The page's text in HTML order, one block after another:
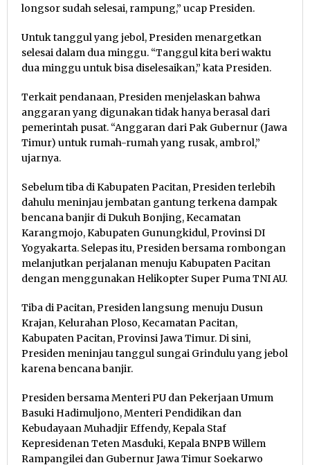
longsor sudah selesai, rampung,” ucap Presiden.
Untuk tanggul yang jebol, Presiden menargetkan
selesai dalam dua minggu. “Tanggul kita beri waktu
dua minggu untuk bisa diselesaikan,” kata Presiden.
Terkait pendanaan, Presiden menjelaskan bahwa
anggaran yang digunakan tidak hanya berasal dari
pemerintah pusat. “Anggaran dari Pak Gubernur (Jawa
Timur) untuk rumah-rumah yang rusak, ambrol,”
ujarnya.
Sebelum tiba di Kabupaten Pacitan, Presiden terlebih
dahulu meninjau jembatan gantung terkena dampak
bencana banjir di Dukuh Bonjing, Kecamatan
Karangmojo, Kabupaten Gunungkidul, Provinsi DI
Yogyakarta. Selepas itu, Presiden bersama rombongan
melanjutkan perjalanan menuju Kabupaten Pacitan
dengan menggunakan Helikopter Super Puma TNI AU.
Tiba di Pacitan, Presiden langsung menuju Dusun
Krajan, Kelurahan Ploso, Kecamatan Pacitan,
Kabupaten Pacitan, Provinsi Jawa Timur. Di sini,
Presiden meninjau tanggul sungai Grindulu yang jebol
karena bencana banjir.
Presiden bersama Menteri PU dan Pekerjaan Umum
Basuki Hadimuljono, Menteri Pendidikan dan
Kebudayaan Muhadjir Effendy, Kepala Staf
Kepresidenan Teten Masduki, Kepala BNPB Willem
Rampangilei dan Gubernur Jawa Timur Soekarwo